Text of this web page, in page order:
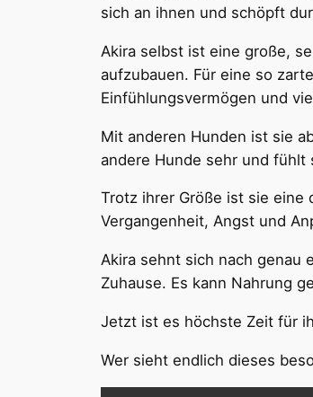
sich an ihnen und schöpft
Akira selbst ist eine große,
aufzubauen. Für eine so
Einfühlungsvermögen und
Mit anderen Hunden ist sie
andere Hunde sehr und fühlt
Trotz ihrer Größe ist sie eine
Vergangenheit, Angst und
Akira sehnt sich nach genau
Zuhause. Es kann Nahrung
Jetzt ist es höchste Zeit für
Wer sieht endlich dieses